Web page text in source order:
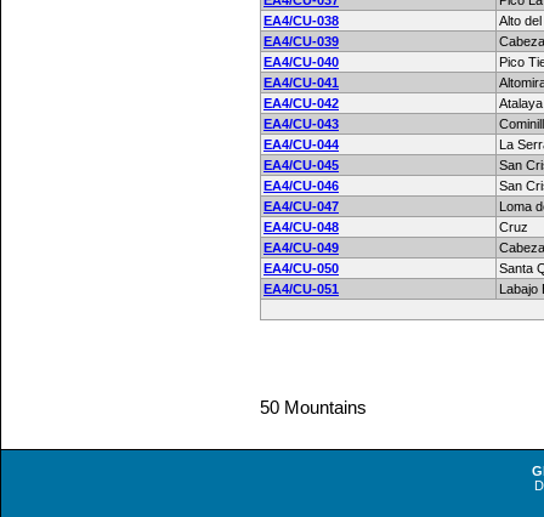
EA4/CU-038
Alto
EA4/CU-039
EA4/CU-040
Pico
EA4/CU-041
EA4/CU-042
Atalaya
EA4/CU-043
EA4/CU-044
La
EA4/CU-045
San
EA4/CU-046
San
EA4/CU-047
Loma
EA4/CU-048
Cruz
EA4/CU-049
EA4/CU-050
Santa
EA4/CU-051
Labajo
50 Mountains